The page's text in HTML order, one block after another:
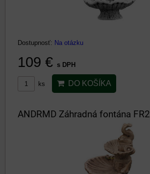
Dostupnosť: Na otázku
109 € s DPH
ks DO KOŠÍKA
ANDRMD Záhradná fontána FR2